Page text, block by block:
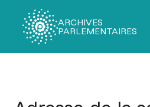
ARCHIVES
PARLEMENTAIRES